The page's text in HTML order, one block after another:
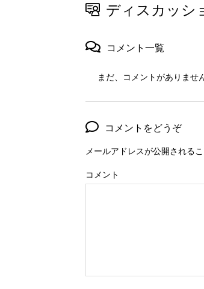
ディスカッシ
コメント一覧
まだ、コメントがありませ
コメントをどうぞ
メールアドレスが公開される
コメント